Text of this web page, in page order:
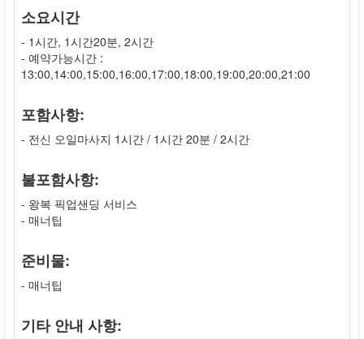
소요시간
- 1시간, 1시간20분, 2시간
- 예약가능시간 :
13:00,14:00,15:00,16:00,17:00,18:00,19:00,20:00,21:00
포함사항:
- 전신 오일마사지 1시간 / 1시간 20분 / 2시간
불포함사항:
- 왕복 픽업샌딩 서비스
- 매너팁
준비물:
- 매너팁
기타 안내 사항: